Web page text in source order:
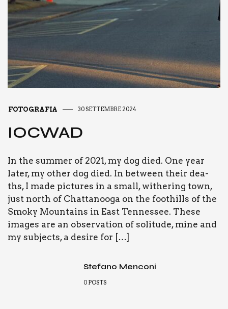
FOTOGRAFIA 30 SETTEMBRE 2024
IOC­WAD
In the sum­mer of 2021, my dog died. One year
later, my other dog died. In bet­ween their dea­
ths, I made pic­tu­res in a small, withe­ring town,
just north of Chat­ta­noo­ga on the foo­thills of the
Smo­ky Moun­tains in East Ten­nes­see. The­se
ima­ges are an obser­va­tion of soli­tu­de, mine and
my sub­jec­ts, a desi­re for […]
Stefano Menconi
0 POSTS